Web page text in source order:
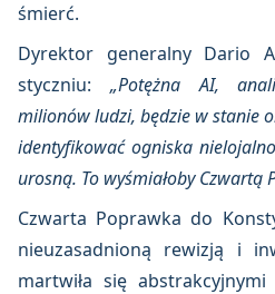
śmierć.
Dyrektor generalny Dario
styczniu: „Potężna AI,
milionów ludzi, będzie w stanie
identyfikować ogniska
urosną. To wyśmiałoby Czwartą
Czwarta Poprawka do
nieuzasadnioną rewizją i
martwiła się abstrakcyjnymi